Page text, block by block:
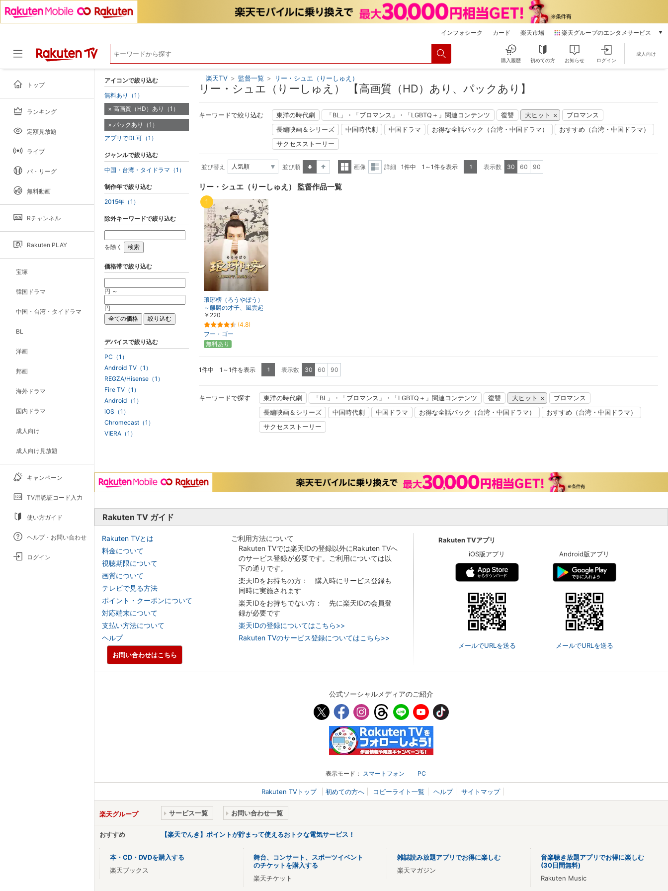
インフォシーク カード 楽天市場 楽天グループのエンタメサービス
本/ゲーム/CD/DVD
雑誌読み放題
楽天マガジン
動画配信
購入履歴 初めての方 お知らせ ログイン
成人向け
トップ
ランキング
定額見放題
ライブ
パ・リーグ
無料動画
Rチャンネル
Rakuten PLAY
宝塚
韓国ドラマ
中国・台湾・タイドラマ
BL
洋画
邦画
海外ドラマ
国内ドラマ
成人向け
成人向け見放題
キャンペーン
TV用認証コード入力
使い方ガイド
ヘルプ・お問い合わせ
ログイン
楽天TV > 監督一覧 > リー・シュエ（りーしゅえ）
リー・シュエ（りーしゅえ） 【高画質（HD）あり、パックあり】
キーワードで絞り込む 東洋の時代劇 「BL」・「ブロマンス」・「LGBTQ＋」関連コンテンツ 復讐 大ヒット
ブロマンス
長編映画＆シリーズ
中国時代劇 中国ドラマ お得な全話パック（台湾・中国ドラマ）
おすすめ（台湾・中国ドラマ）
サクセスストーリー
並び替え
並び順
表示
画像
詳細 1件中 1～1件を表示 1 表示数 30 60 90
リー・シュエ（りーしゅえ） 監督作品一覧
琅琊榜（ろうやぼう）
～麒麟の才子、風雲起
こす～
￥220
(4.8)
フー・ゴー
1
無料あり
1件中 1～1件を表示 1 表示数 30 60 90
キーワードで探す 東洋の時代劇 「BL」・「ブロマンス」・「LGBTQ＋」関連コンテンツ 復讐 大ヒット
ブロマンス
長編映画＆シリーズ
中国時代劇 中国ドラマ お得な全話パック（台湾・中国ドラマ）
おすすめ（台湾・中国ドラマ）
サクセスストーリー
アイコンで絞り込む
無料あり（1）
高画質（HD）あり（1）
パックあり（1）
アプリでDL可（1）
ジャンルで絞り込む
中国・台湾・タイドラマ（1）
制作年で絞り込む
2015年（1）
除外キーワードで絞り込む
を除く
価格帯で絞り込む
円 ～
円
デバイスで絞り込む
PC（1）
Android TV（1）
REGZA/Hisense（1）
Fire TV（1）
Android（1）
iOS（1）
Chromecast（1）
VIERA（1）
Rakuten TV ガイド
Rakuten TVとは
料金について
視聴期限について
画質について
テレビで見る方法
ポイント・クーポンについて
対応端末について
支払い方法について
ヘルプ
ご利用方法について
Rakuten TVでは楽天IDの登録以外にRakuten TVへ
のサービス登録が必要です。ご利用については以
下の通りです。
楽天IDをお持ちの方： 購入時にサービス登録も
同時に実施されます
楽天IDをお持ちでない方： 先に楽天IDの会員登
録が必要です
楽天IDの登録についてはこちら>>
Rakuten TVのサービス登録についてはこちら>>
Rakuten TVアプリ
iOS版アプリ
メールでURLを送る
Android版アプリ
メールでURLを送る
お問い合わせはこちら
公式ソーシャルメディアのご紹介
表示モード： スマートフォン PC
Rakuten TVトップ 初めての方へ コピーライト一覧 ヘルプ サイトマップ
楽天グループ サービス一覧 お問い合わせ一覧
おすすめ 【楽天でんき】ポイントが貯まって使えるおトクな電気サービス！
本・CD・DVDを購入する
楽天ブックス
舞台、コンサート、スポーツイベント
のチケットを購入する
楽天チケット
雑誌読み放題アプリでお得に楽しむ
楽天マガジン
音楽聴き放題アプリでお得に楽しむ
(30日間無料)
Rakuten Music